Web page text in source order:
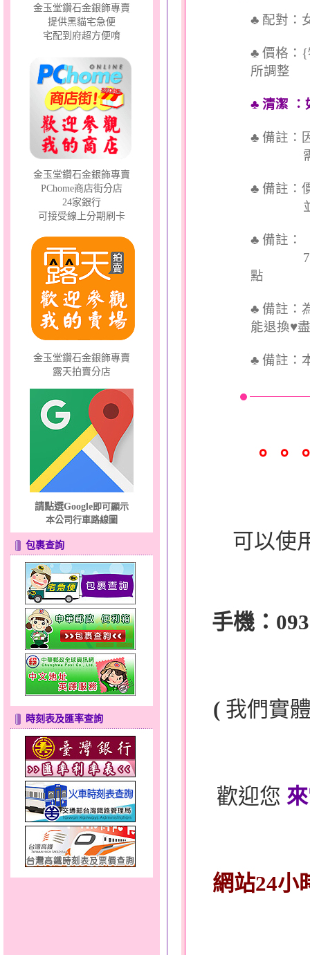
金玉堂鑽石金銀飾專賣
提供黑貓宅急便
宅配到府超方便唷
金玉堂鑽石金銀飾專賣
PChome商店街分店
24家銀行
可接受線上分期刷卡
金玉堂鑽石金銀飾專賣
露天拍賣分店
請點選Google即可顯示
本公司行車路線圖
包裹查詢
時刻表及匯率查詢
♣ 配對：
♣ 價格：{
所調整
♣ 清潔 ：
♣ 備註：
需依實
♣ 備註：
並交付
♣ 備註：
7個工
點
♣ 備註：
能退換♥
♣ 備註：
。。
可以使
手機：
( 我們實
歡迎您
網站24小